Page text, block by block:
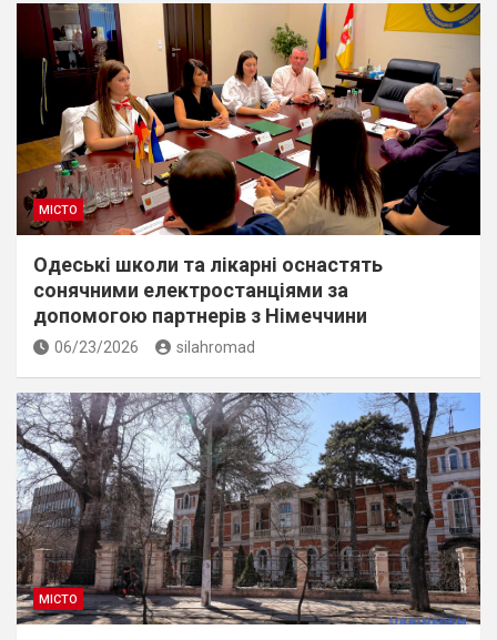
МІСТО
Одеські школи та лікарні оснастять
сонячними електростанціями за
допомогою партнерів з Німеччини
06/23/2026 silahromad
МІСТО